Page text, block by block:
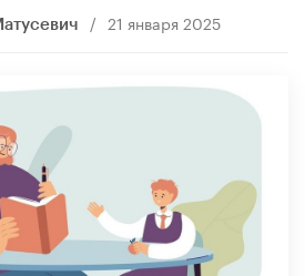
/ 21 января 2025